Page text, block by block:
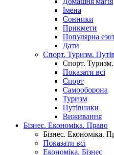
Імена
Сонники
Прикмети
Популярна
Дати
Спорт. Туризм.
Спорт.
Показати всі
Спорт
Самооборона
Туризм
Путівники
Виживання
Бізнес. Економіка. Право
Бізнес. Економіка.
Показати всі
Економіка. Бізнес